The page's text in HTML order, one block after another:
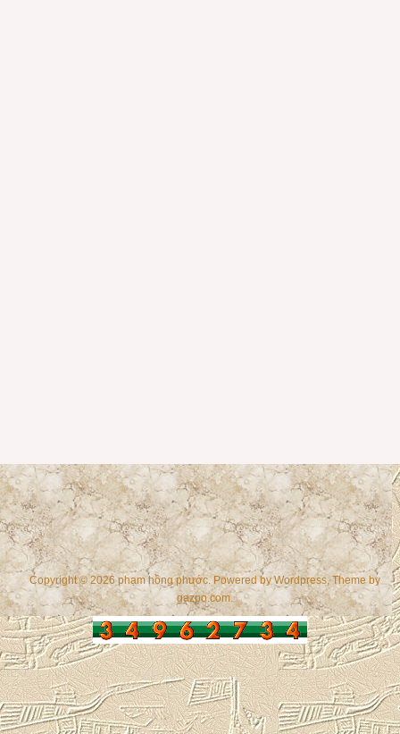
Copyright © 2026 phạm hồng phước. Powered byWordpress, Theme by
gazpo.com.